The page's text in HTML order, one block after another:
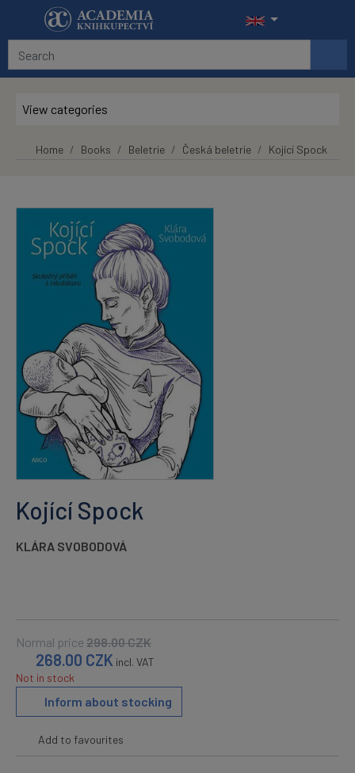
Skip to main content
View categories
Home Books Beletrie Česká beletrie Kojící Spock
Kojící Spock
KLÁRA SVOBODOVÁ
Normal price 298.00CZK
268.00 CZK incl. VAT
Not in stock
Inform about stocking
Add to favourites